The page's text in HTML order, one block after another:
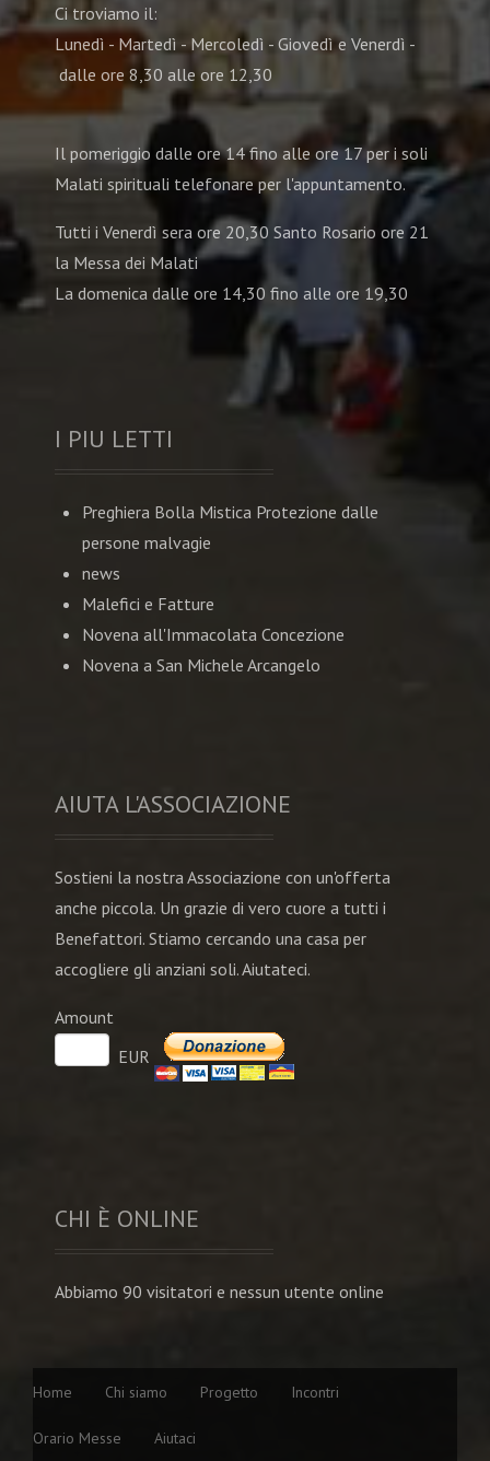
Ci troviamo il:
Lunedì - Martedì - Mercoledì - Giovedì e Venerdì -
dalle ore 8,30 alle ore 12,30
Il pomeriggio dalle ore 14 fino alle ore 17 per i soli
Malati spirituali telefonare per l'appuntamento.
Tutti i Venerdì sera ore 20,30 Santo Rosario ore 21
la Messa dei Malati
La domenica dalle ore 14,30 fino alle ore 19,30
I PIU LETTI
Preghiera Bolla Mistica Protezione dalle
persone malvagie
news
Malefici e Fatture
Novena all'Immacolata Concezione
Novena a San Michele Arcangelo
AIUTA L'ASSOCIAZIONE
Sostieni la nostra Associazione con un'offerta
anche piccola. Un grazie di vero cuore a tutti i
Benefattori. Stiamo cercando una casa per
accogliere gli anziani soli. Aiutateci.
Amount
EUR
CHI È ONLINE
Abbiamo 90 visitatori e nessun utente online
Home Chi siamo Progetto Incontri
Orario Messe Aiutaci